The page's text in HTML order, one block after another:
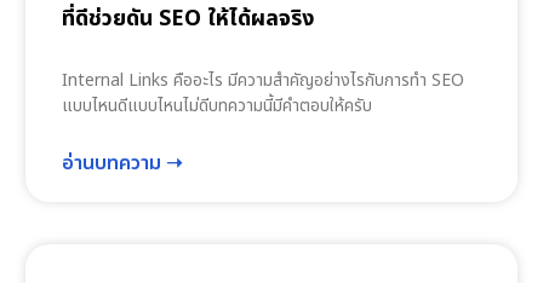
ที่ดีช่วยดัน SEO ให้ได้ผลจริง
Internal Links คืออะไร มีความสำคัญอย่างไรกับการทำ SEO
แบบไหนดีแบบไหนไม่ดีบทความนี้มีคำตอบให้ครับ
อ่านบทความ ➝